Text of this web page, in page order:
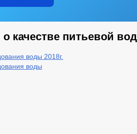
качестве питьевой
воды 2018г.
воды